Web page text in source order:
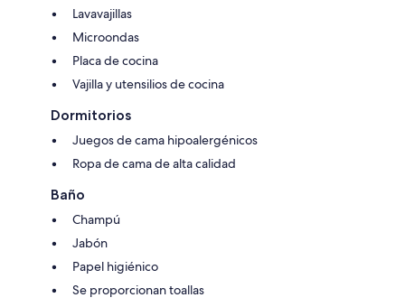
Lavavajillas
Microondas
Placa de cocina
Vajilla y utensilios de cocina
Dormitorios
Juegos de cama hipoalergénicos
Ropa de cama de alta calidad
Baño
Champú
Jabón
Papel higiénico
Se proporcionan toallas